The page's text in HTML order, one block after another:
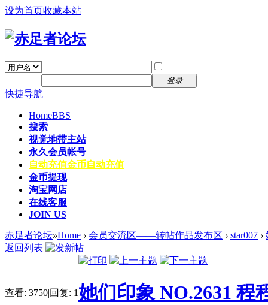
设为首页收藏本站
登录
快捷导航
HomeBBS
搜索
视觉地带主站
永久会员帐号
自动充值金币自动充值
金币提现
淘宝网店
在线客服
JOIN US
赤足者论坛»Home › 会员交流区——转帖作品发布区 › star007 ›
返回列表
查看: 3750|回复: 1 她们印象 NO.2631 程